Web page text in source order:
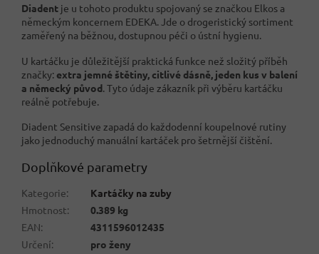
Diadent je u tohoto produktu spojovaný se značkou Elkos a
německým koncernem EDEKA. Jde o drogeristický sortiment
zaměřený na běžnou, dostupnou péči o ústní hygienu.
U kartáčku je důležitější praktická funkce než složitý příběh
značky: extra jemné štětiny, citlivé dásně, jeden kus v balení
a německý původ. Tyto údaje zákazník při výběru kartáčku
reálně potřebuje.
Diadent Sensitive zapadá do každodenní koupelnové rutiny
jako jednoduchý manuální kartáček pro šetrnější čištění.
Doplňkové parametry
Kategorie:
Kartáčky na zuby
Hmotnost:
0.389 kg
EAN:
4311596012435
Určení:
pro ženy